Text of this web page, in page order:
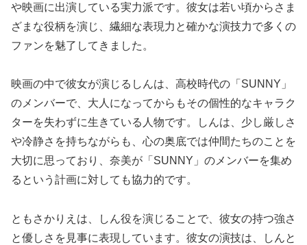
や映画に出演している実力派です。彼女は若い頃からさま
ざまな役柄を演じ、繊細な表現力と確かな演技力で多くの
ファンを魅了してきました。
映画の中で彼女が演じるしんは、高校時代の「SUNNY」
のメンバーで、大人になってからもその個性的なキャラク
ターを失わずに生きている人物です。しんは、少し厳しさ
や冷静さを持ちながらも、心の奥底では仲間たちのことを
大切に思っており、奈美が「SUNNY」のメンバーを集め
るという計画に対しても協力的です。
ともさかりえは、しん役を演じることで、彼女の持つ強さ
と優しさを見事に表現しています。彼女の演技は、しんと